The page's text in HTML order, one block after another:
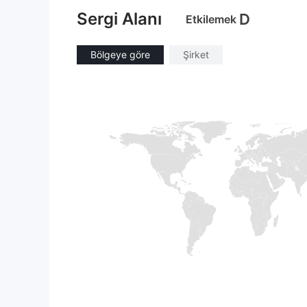
Sergi Alanı Etkilemek D
Bölgeye göre Şirket